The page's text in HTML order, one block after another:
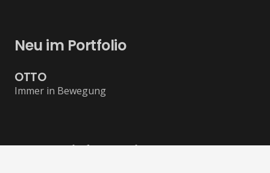
Neu im Portfolio
OTTO
Immer in Bewegung
Kontaktinformationen